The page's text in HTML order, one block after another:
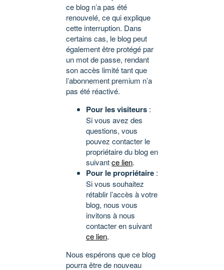
ce blog n’a pas été
renouvelé, ce qui explique
cette interruption. Dans
certains cas, le blog peut
également être protégé par
un mot de passe, rendant
son accès limité tant que
l’abonnement premium n’a
pas été réactivé.
Pour les visiteurs :
Si vous avez des
questions, vous
pouvez contacter le
propriétaire du blog en
suivantce lien.
Pour le propriétaire :
Si vous souhaitez
rétablir l’accès à votre
blog, nous vous
invitons à nous
contacter en suivant
ce lien.
Nous espérons que ce blog
pourra être de nouveau